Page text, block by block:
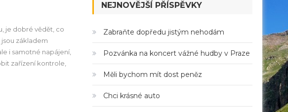
je dobré vědět, co
jsou základem
i samotné napájení,
zařízení kontrole,
NEJNOVĚJŠÍ PŘÍSPĚVKY
Zabraňte dopředu jistým nehodám
Pozvánka na koncert vážné hudby v Praze
Měli bychom mít dost peněz
Chci krásné auto